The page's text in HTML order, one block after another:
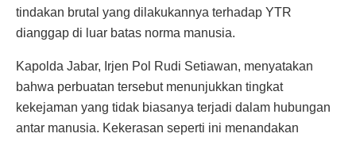
tindakan brutal yang dilakukannya terhadap YTR
dianggap di luar batas norma manusia.
Kapolda Jabar, Irjen Pol Rudi Setiawan, menyatakan
bahwa perbuatan tersebut menunjukkan tingkat
kekejaman yang tidak biasanya terjadi dalam hubungan
antar manusia. Kekerasan seperti ini menandakan